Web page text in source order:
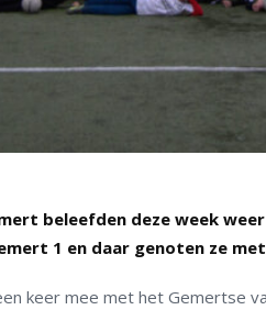
beleefden deze week
1 en daar genoten ze
keer mee met het Gemertse